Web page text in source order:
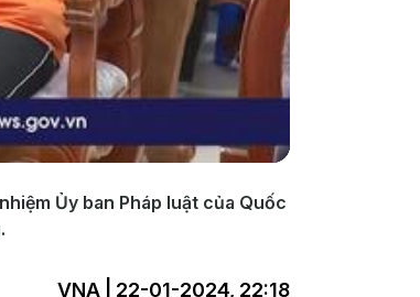
Ủy ban Pháp luật của Quốc
VNA | 22-01-2024, 22:18